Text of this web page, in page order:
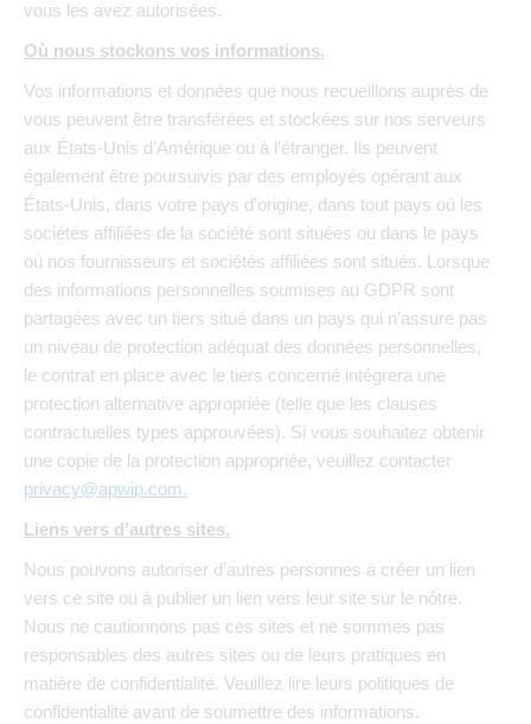
vous les avez autorisées.
Où nous stockons vos informations.
Vos informations et données que nous recueillons auprès de
vous peuvent être transférées et stockées sur nos serveurs
aux États-Unis d’Amérique ou à l’étranger. Ils peuvent
également être poursuivis par des employés opérant aux
États-Unis, dans votre pays d’origine, dans tout pays où les
sociétés affiliées de la société sont situées ou dans le pays
où nos fournisseurs et sociétés affiliées sont situés. Lorsque
des informations personnelles soumises au GDPR sont
partagées avec un tiers situé dans un pays qui n’assure pas
un niveau de protection adéquat des données personnelles,
le contrat en place avec le tiers concerné intégrera une
protection alternative appropriée (telle que les clauses
contractuelles types approuvées). Si vous souhaitez obtenir
une copie de la protection appropriée, veuillez contacter
privacy@apwip.com.
Liens vers d’autres sites.
Nous pouvons autoriser d’autres personnes à créer un lien
vers ce site ou à publier un lien vers leur site sur le nôtre.
Nous ne cautionnons pas ces sites et ne sommes pas
responsables des autres sites ou de leurs pratiques en
matière de confidentialité. Veuillez lire leurs politiques de
confidentialité avant de soumettre des informations.